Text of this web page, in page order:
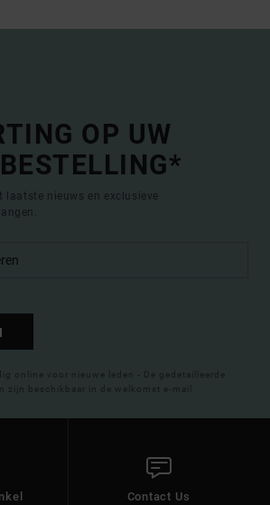
OP UW
laatste nieuws en exclusieve
online voor nieuwe leden - De gedetailleerde
zijn beschikbaar in de welkomst e-mail
Contact Us